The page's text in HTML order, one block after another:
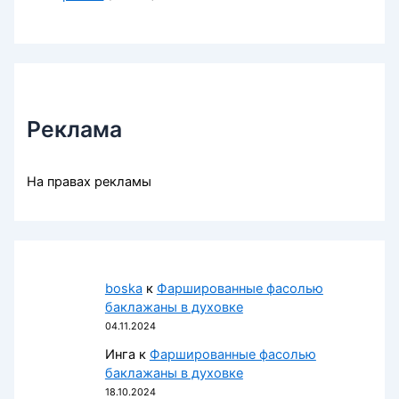
Реклама
На правах рекламы
boska к Фаршированные фасолью
баклажаны в духовке
04.11.2024
Инга к Фаршированные фасолью
баклажаны в духовке
18.10.2024